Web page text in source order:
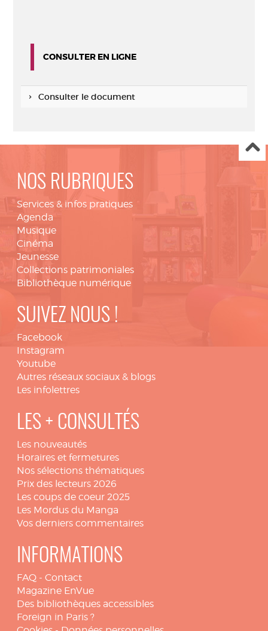
CONSULTER EN LIGNE
Consulter le document
NOS RUBRIQUES
Services & infos pratiques
Agenda
Musique
Cinéma
Jeunesse
Collections patrimoniales
Bibliothèque numérique
SUIVEZ NOUS !
Facebook
Instagram
Youtube
Autres réseaux sociaux & blogs
Les infolettres
LES + CONSULTÉS
Les nouveautés
Horaires et fermetures
Nos sélections thématiques
Prix des lecteurs 2026
Les coups de coeur 2025
Les Mordus du Manga
Vos derniers commentaires
INFORMATIONS
FAQ - Contact
Magazine EnVue
Des bibliothèques accessibles
Foreign in Paris ?